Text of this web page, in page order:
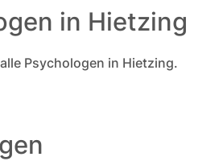
in Hietzing
Psychologen in Hietzing.